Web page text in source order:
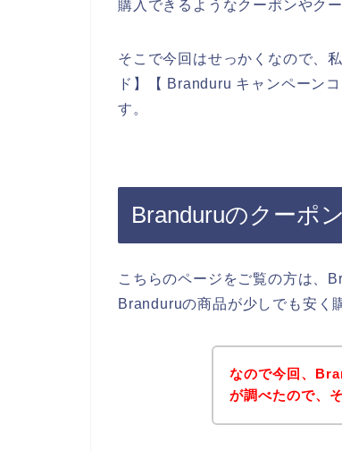
購入できるようなクーポンやク
そこで今回はせっかくなので、
ド】【 Branduru キャンペーン
す。
Branduruのクーポ
こちらのページをご覧の方は、
Branduruの商品が少しでも安く
なので今回、
が調べたので、